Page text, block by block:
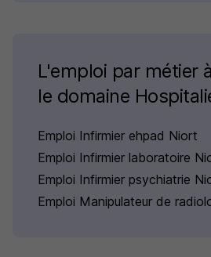
L'emploi par métier
le domaine
Emploi Infirmier ehpad Niort
Emploi Infirmier laboratoire
Emploi Infirmier psychiatrie
Emploi Manipulateur de